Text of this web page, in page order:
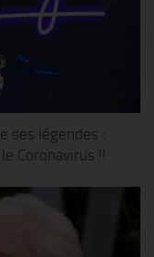
ses légendes :
Coronavirus !!